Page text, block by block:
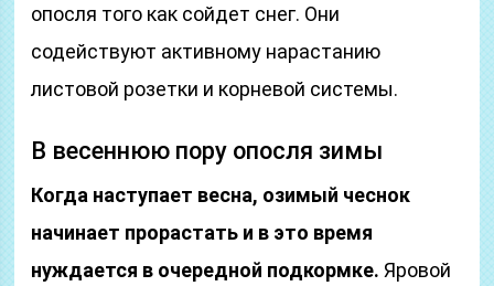
опосля того как сойдет снег. Они
содействуют активному нарастанию
листовой розетки и корневой системы.
В весеннюю пору опосля зимы
Когда наступает весна, озимый чеснок
начинает прорастать и в это время
нуждается в очередной подкормке. Яровой